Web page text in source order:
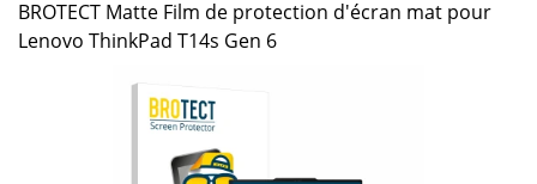
BROTECT Matte Film de protection d'écran mat pour
Lenovo ThinkPad T14s Gen 6